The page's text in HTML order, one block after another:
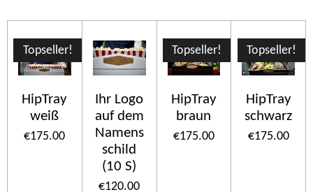
Topseller!
HipTray
weiß
€175.00
Ihr Logo
auf dem
Namens
schild
(10 S)
€120.00
Topseller!
HipTray
braun
€175.00
Topseller!
HipTray
schwarz
€175.00